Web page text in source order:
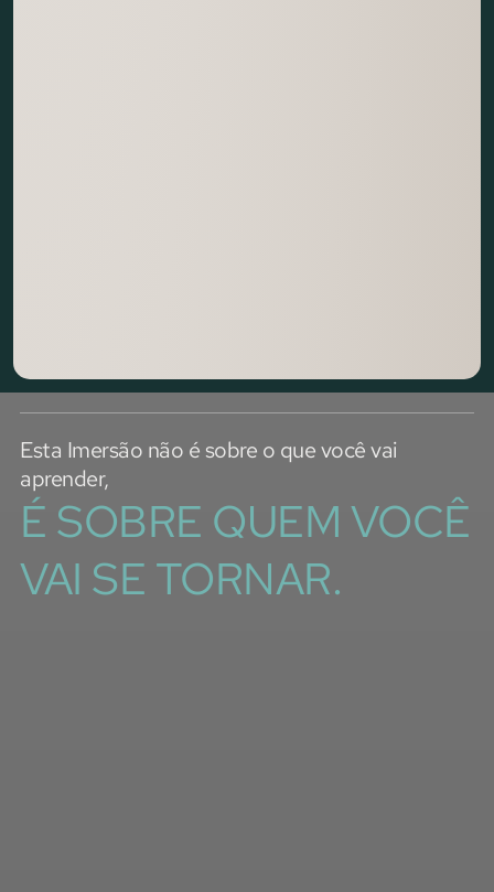
Esta Imersão não é sobre o que você vai
aprender,
É SOBRE QUEM VOCÊ
VAI SE TORNAR.